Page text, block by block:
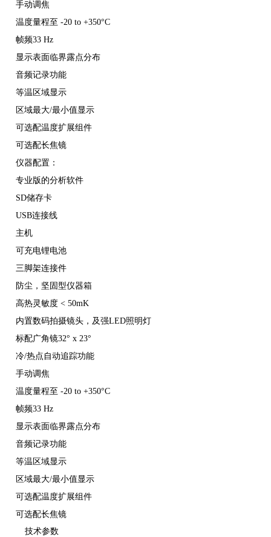
手动调焦
温度量程至 -20 to +350°C
帧频33 Hz
显示表面临界露点分布
音频记录功能
等温区域显示
区域最大/最小值显示
可选配温度扩展组件
可选配长焦镜
仪器配置：
专业版的分析软件
SD储存卡
USB连接线
主机
可充电锂电池
三脚架连接件
防尘，坚固型仪器箱
高热灵敏度 < 50mK
内置数码拍摄镜头，及强LED照明灯
标配广角镜32° x 23°
冷/热点自动追踪功能
手动调焦
温度量程至 -20 to +350°C
帧频33 Hz
显示表面临界露点分布
音频记录功能
等温区域显示
区域最大/最小值显示
可选配温度扩展组件
可选配长焦镜
技术参数